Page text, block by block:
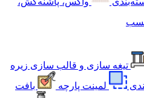
تیغه سازی و قالب سازی زیره
لمینت پارچه
بافت